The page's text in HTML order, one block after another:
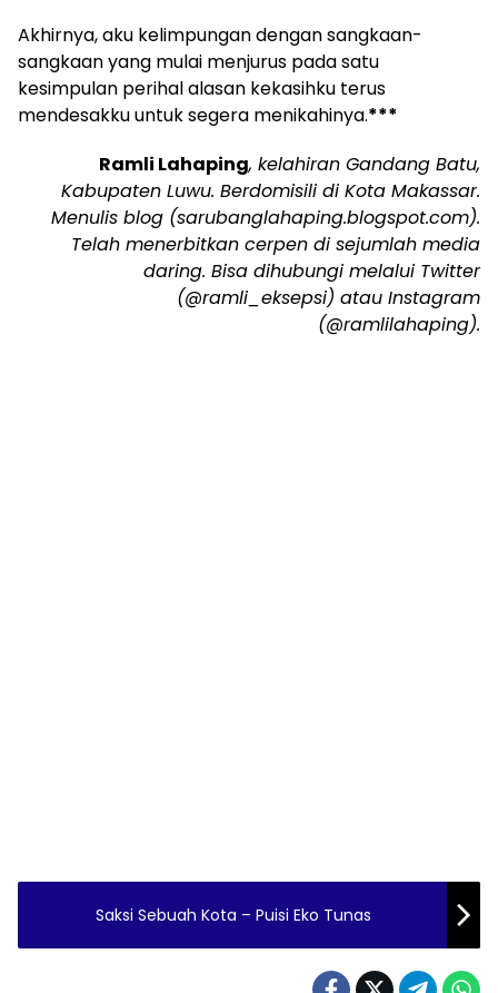
Akhirnya, aku kelimpungan dengan sangkaan-
sangkaan yang mulai menjurus pada satu
kesimpulan perihal alasan kekasihku terus
mendesakku untuk segera menikahinya.***
Ramli Lahaping, kelahiran Gandang Batu,
Kabupaten Luwu. Berdomisili di Kota Makassar.
Menulis blog (sarubanglahaping.blogspot.com).
Telah menerbitkan cerpen di sejumlah media
daring. Bisa dihubungi melalui Twitter
(@ramli_eksepsi) atau Instagram
(@ramlilahaping).
Saksi Sebuah Kota – Puisi Eko Tunas